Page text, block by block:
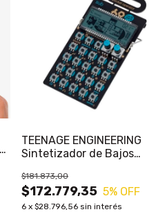
TEENAGE ENGINEERING
Sintetizador de Bajos
Operator 15 Sonidos
$172.779,35
$181.873,00
5% OFF
6 x $28.796,56 sin interés